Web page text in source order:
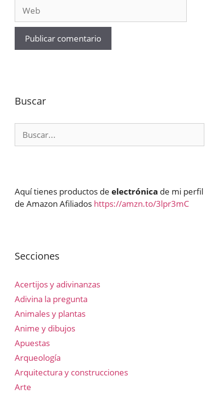
Buscar
Aquí tienes productos de electrónica de mi perfil
de Amazon Afiliados https://amzn.to/3lpr3mC
Secciones
Acertijos y adivinanzas
Adivina la pregunta
Animales y plantas
Anime y dibujos
Apuestas
Arqueología
Arquitectura y construcciones
Arte